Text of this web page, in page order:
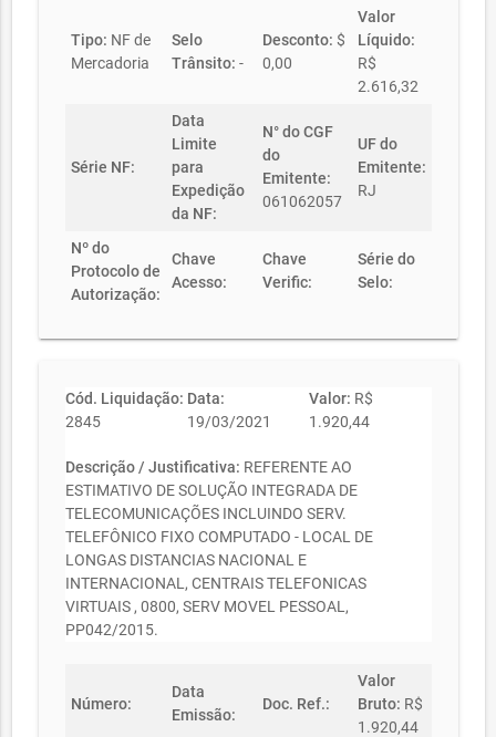
Tipo: NF de
Mercadoria
Selo
Trânsito: -
Desconto: $
0,00
Valor
Líquido:
R$
2.616,32
Série NF:
Data
Limite
para
Expedição
da NF:
N° do CGF
do
Emitente:
061062057
UF do
Emitente:
RJ
Nº do
Protocolo de
Autorização:
Chave
Acesso:
Chave
Verific:
Série do
Selo:
Cód. Liquidação:
2845
Data:
19/03/2021
Valor: R$
1.920,44
Descrição / Justificativa: REFERENTE AO
ESTIMATIVO DE SOLUÇÃO INTEGRADA DE
TELECOMUNICAÇÕES INCLUINDO SERV.
TELEFÔNICO FIXO COMPUTADO - LOCAL DE
LONGAS DISTANCIAS NACIONAL E
INTERNACIONAL, CENTRAIS TELEFONICAS
VIRTUAIS , 0800, SERV MOVEL PESSOAL,
PP042/2015.
Número:
Data
Emissão:
Doc. Ref.:
Valor
Bruto: R$
1.920,44